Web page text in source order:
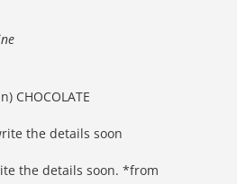
CHOCOLATE
the details soon
the details soon. *from